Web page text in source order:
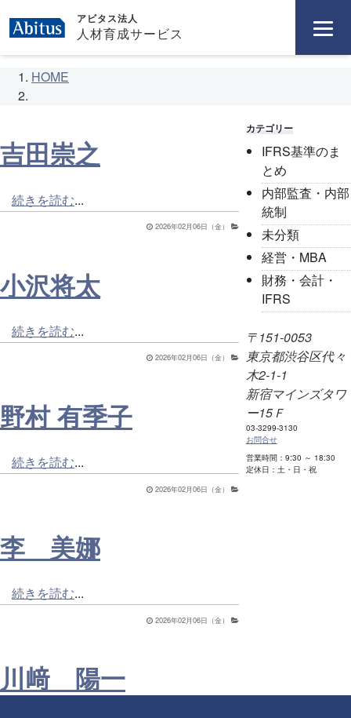
アビタス法人
人材育成サービス
吉田崇之
小沢将太
野村 有季子
李 美娜
川﨑 陽一
HOME
吉田崇之
続きを読む...
2026年02月06日（金）
小沢将太
続きを読む...
2026年02月06日（金）
野村 有季子
続きを読む...
2026年02月06日（金）
李 美娜
続きを読む...
2026年02月06日（金）
川﨑 陽一
カテゴリー
IFRS基準のま
とめ
内部監査・内部
統制
未分類
経営・MBA
財務・会計・
IFRS
〒151-0053
東京都渋谷区代々
木2-1-1
新宿マインズタワ
ー15Ｆ
03-3299-3130
お問合せ
営業時間：9:30 ～ 18:30
定休日：土・日・祝